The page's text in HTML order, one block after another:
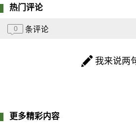
热门评论
0 条评论
我来说两
更多精彩内容